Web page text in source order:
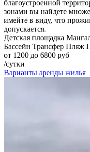
благоустроенной
зонами вы найдете
имейте в виду, что
допускается.
Детская площадка
Бассейн Трансфер Пляж
от 1200 до 6800 руб
/сутки
Варианты аренды жилья